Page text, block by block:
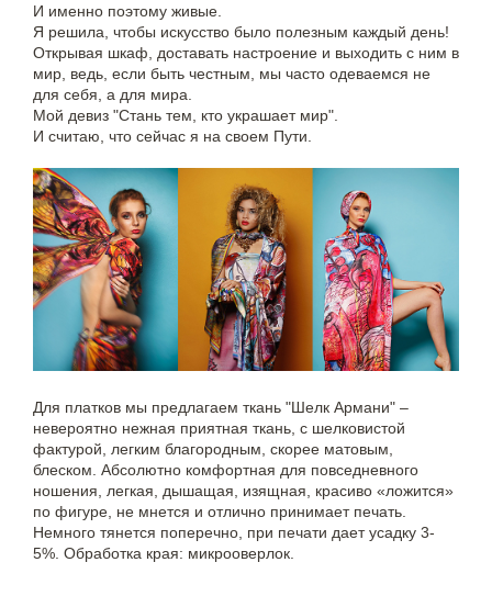
И именно поэтому живые.
Я решила, чтобы искусство было полезным каждый день!
Открывая шкаф, доставать настроение и выходить с ним в
мир, ведь, если быть честным, мы часто одеваемся не
для себя, а для мира.
Мой девиз "Стань тем, кто украшает мир".
И считаю, что сейчас я на своем Пути.
Для платков мы предлагаем ткань "Шелк Армани" –
невероятно нежная приятная ткань, с шелковистой
фактурой, легким благородным, скорее матовым,
блеском. Абсолютно комфортная для повседневного
ношения, легкая, дышащая, изящная, красиво «ложится»
по фигуре, не мнется и отлично принимает печать.
Немного тянется поперечно, при печати дает усадку 3-
5%. Обработка края: микрооверлок.